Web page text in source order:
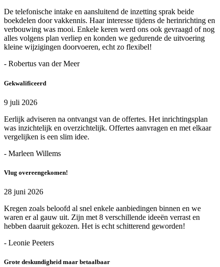
De telefonische intake en aansluitend de inzetting sprak beide
boekdelen door vakkennis. Haar interesse tijdens de herinrichting en
verbouwing was mooi. Enkele keren werd ons ook gevraagd of nog
alles volgens plan verliep en konden we gedurende de uitvoering
kleine wijzigingen doorvoeren, echt zo flexibel!
- Robertus van der Meer
Gekwalificeerd
9 juli 2026
Eerlijk adviseren na ontvangst van de offertes. Het inrichtingsplan
was inzichtelijk en overzichtelijk. Offertes aanvragen en met elkaar
vergelijken is een slim idee.
- Marleen Willems
Vlug overeengekomen!
28 juni 2026
Kregen zoals beloofd al snel enkele aanbiedingen binnen en we
waren er al gauw uit. Zijn met 8 verschillende ideeën verrast en
hebben daaruit gekozen. Het is echt schitterend geworden!
- Leonie Peeters
Grote deskundigheid maar betaalbaar